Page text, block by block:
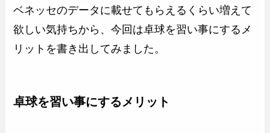
ベネッセのデータに載せてもらえるくらい増えて
欲しい気持ちから、今回は卓球を習い事にするメ
リットを書き出してみました。
卓球を習い事にするメリット